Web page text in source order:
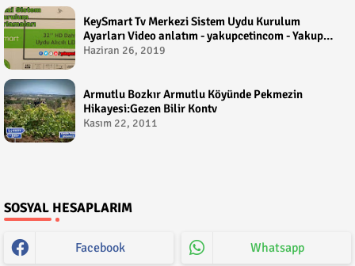
KeySmart Tv Merkezi Sistem Uydu Kurulum
Ayarları Video anlatım - yakupcetincom - Yakup
Çetin
Haziran 26, 2019
Armutlu Bozkır Armutlu Köyünde Pekmezin
Hikayesi:Gezen Bilir Kontv
Kasım 22, 2011
SOSYAL HESAPLARIM
Facebook Whatsapp